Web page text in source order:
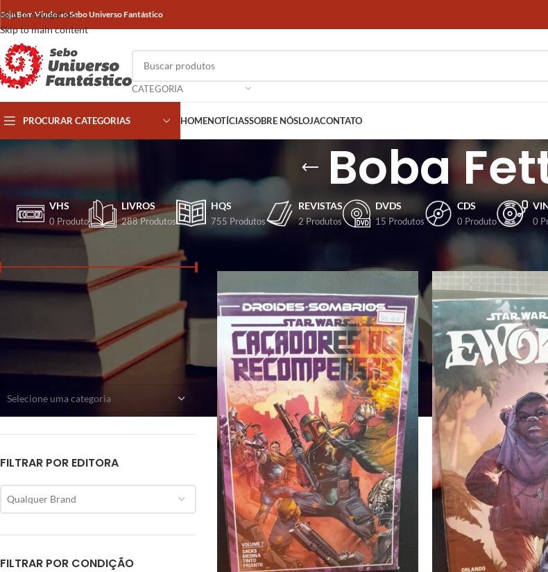
Skip to navigation
Skip to main content
Seja Bem Vindo ao Sebo Universo Fantástico
CATEGORIA
PROCURAR CATEGORIAS HOMENOTÍCIASSOBRE NÓSLOJACONTATO
Boba
VHS
0 Produto
LIVROS
288 Produtos
HQS
755 Produtos
REVISTAS
2 Produtos
DVDS
15 Produtos
CDS
0 Produto 0
FILTRA POR PREÇO
FILTRAR
R$ 50
Selecione uma categoria
FILTRAR POR EDITORA
Qualquer Brand
FILTRAR POR CONDIÇÃO
Início/Produtos marcados com a tag “Boba Fett”